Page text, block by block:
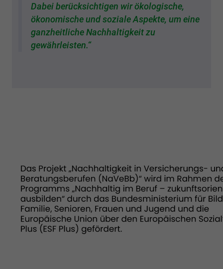
Dabei berücksichtigen wir ökologische,
ökonomische und soziale Aspekte, um eine
ganzheitliche Nachhaltigkeit zu
gewährleisten.“